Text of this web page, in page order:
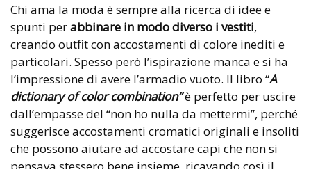
Chi ama la moda è sempre alla ricerca di idee e
spunti perabbinare in modo diverso i vestiti,
creando outfit con accostamenti di colore inediti e
particolari. Spesso però l’ispirazione manca e si ha
l’impressione di avere l’armadio vuoto. Il libro “A
dictionary of color combination”è perfetto per uscire
dall’empasse del “non ho nulla da mettermi”, perché
suggerisce accostamenti cromatici originali e insoliti
che possono aiutare ad accostare capi che non si
pensava stessero bene insieme, ricavando così il